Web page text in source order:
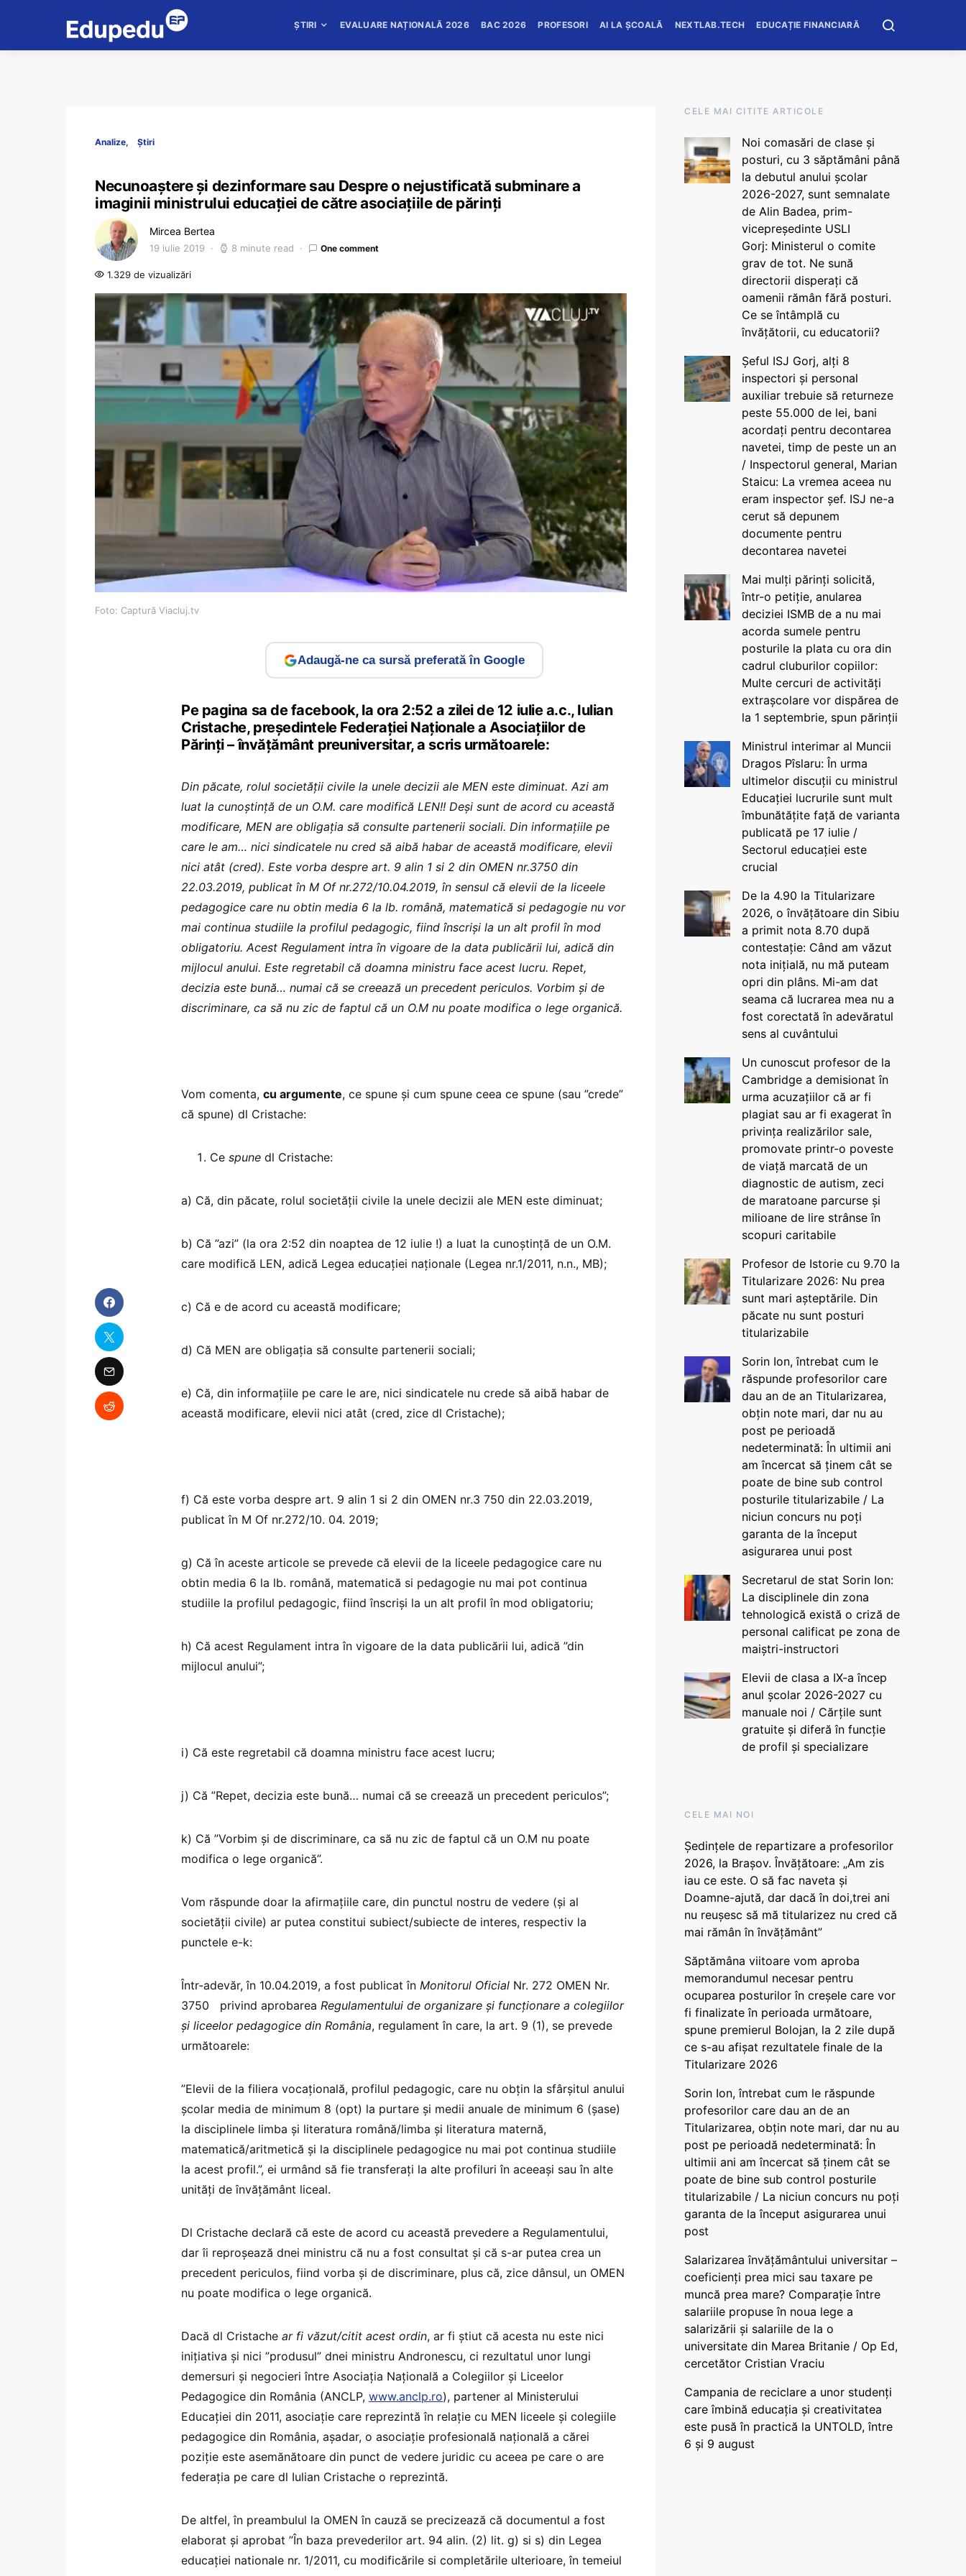
ȘTIRI EVALUARE NAȚIONALĂ 2026 BAC 2026 PROFESORI AI LA ȘCOALĂ NEXTLAB.TECH EDUCAȚIE FINANCIARĂ
Analize Știri
Necunoaștere și dezinformare sau Despre o nejustificată subminare a
imaginii ministrului educației de către asociațiile de părinți
Mircea Bertea
19 iulie 2019 8 minute read One comment
1.329 de vizualizări
Foto: Captură Viacluj.tv
Adaugă-ne ca sursă preferată în Google
Pe pagina sa de facebook, la ora 2:52 a zilei de 12 iulie a.c., Iulian
Cristache, președintele Federației Naționale a Asociațiilor de
Părinți – învățământ preuniversitar, a scris următoarele:
Din păcate, rolul societății civile la unele decizii ale MEN este diminuat. Azi am
luat la cunoștință de un O.M. care modifică LEN!! Deși sunt de acord cu această
modificare, MEN are obligația să consulte partenerii sociali. Din informațiile pe
care le am… nici sindicatele nu cred să aibă habar de această modificare, elevii
nici atât (cred). Este vorba despre art. 9 alin 1 si 2 din OMEN nr.3750 din
22.03.2019, publicat în M Of nr.272/10.04.2019, în sensul că elevii de la liceele
pedagogice care nu obtin media 6 la lb. română, matematică si pedagogie nu vor
mai continua studiile la profilul pedagogic, fiind înscriși la un alt profil în mod
obligatoriu. Acest Regulament intra în vigoare de la data publicării lui, adică din
mijlocul anului. Este regretabil că doamna ministru face acest lucru. Repet,
decizia este bună… numai că se creează un precedent periculos. Vorbim și de
discriminare, ca să nu zic de faptul că un O.M nu poate modifica o lege organică.
Vom comenta, cu argumente, ce spune și cum spune ceea ce spune (sau ”crede”
că spune) dl Cristache:
Ce spune dl Cristache:
a) Că, din păcate, rolul societății civile la unele decizii ale MEN este diminuat;
b) Că ”azi” (la ora 2:52 din noaptea de 12 iulie !) a luat la cunoștință de un O.M.
care modifică LEN, adică Legea educației naționale (Legea nr.1/2011, n.n., MB);
c) Că e de acord cu această modificare;
d) Că MEN are obligația să consulte partenerii sociali;
e) Că, din informațiile pe care le are, nici sindicatele nu crede să aibă habar de
această modificare, elevii nici atât (cred, zice dl Cristache);
f) Că este vorba despre art. 9 alin 1 si 2 din OMEN nr.3 750 din 22.03.2019,
publicat în M Of nr.272/10. 04. 2019;
g) Că în aceste articole se prevede că elevii de la liceele pedagogice care nu
obtin media 6 la lb. română, matematică si pedagogie nu mai pot continua
studiile la profilul pedagogic, fiind înscriși la un alt profil în mod obligatoriu;
h) Că acest Regulament intra în vigoare de la data publicării lui, adică ”din
mijlocul anului”;
i) Că este regretabil că doamna ministru face acest lucru;
j) Că ”Repet, decizia este bună… numai că se creează un precedent periculos”;
k) Că ”Vorbim și de discriminare, ca să nu zic de faptul că un O.M nu poate
modifica o lege organică”.
Vom răspunde doar la afirmațiile care, din punctul nostru de vedere (și al
societății civile) ar putea constitui subiect/subiecte de interes, respectiv la
punctele e-k:
Într-adevăr, în 10.04.2019, a fost publicat în Monitorul Oficial Nr. 272 OMEN Nr.
3750 privind aprobarea Regulamentului de organizare și funcționare a colegiilor
și liceelor pedagogice din România, regulament în care, la art. 9 (1), se prevede
următoarele:
”Elevii de la filiera vocațională, profilul pedagogic, care nu obțin la sfârșitul anului
școlar media de minimum 8 (opt) la purtare și medii anuale de minimum 6 (șase)
la disciplinele limba și literatura română/limba și literatura maternă,
matematică/aritmetică și la disciplinele pedagogice nu mai pot continua studiile
la acest profil.”, ei urmând să fie transferați la alte profiluri în aceeași sau în alte
unități de învățământ liceal.
Dl Cristache declară că este de acord cu această prevedere a Regulamentului,
dar îi reproșează dnei ministru că nu a fost consultat și că s-ar putea crea un
precedent periculos, fiind vorba și de discriminare, plus că, zice dânsul, un OMEN
nu poate modifica o lege organică.
Dacă dl Cristache ar fi văzut/citit acest ordin, ar fi știut că acesta nu este nici
inițiativa și nici ”produsul” dnei ministru Andronescu, ci rezultatul unor lungi
demersuri și negocieri între Asociația Națională a Colegiilor și Liceelor
Pedagogice din România (ANCLP, www.anclp.ro), partener al Ministerului
Educației din 2011, asociație care reprezintă în relație cu MEN liceele și colegiile
pedagogice din România, așadar, o asociație profesională națională a cărei
poziție este asemănătoare din punct de vedere juridic cu aceea pe care o are
federația pe care dl Iulian Cristache o reprezintă.
De altfel, în preambulul la OMEN în cauză se precizează că documentul a fost
elaborat și aprobat ”În baza prevederilor art. 94 alin. (2) lit. g) si s) din Legea
educației nationale nr. 1/2011, cu modificările si completările ulterioare, în temeiul
CELE MAI CITITE ARTICOLE
Noi comasări de clase și
posturi, cu 3 săptămâni până
la debutul anului școlar
2026-2027, sunt semnalate
de Alin Badea, prim-
vicepreședinte USLI
Gorj: Ministerul o comite
grav de tot. Ne sună
directorii disperați că
oamenii rămân fără posturi.
Ce se întâmplă cu
învățătorii, cu educatorii?
Șeful ISJ Gorj, alți 8
inspectori și personal
auxiliar trebuie să returneze
peste 55.000 de lei, bani
acordați pentru decontarea
navetei, timp de peste un an
/ Inspectorul general, Marian
Staicu: La vremea aceea nu
eram inspector șef. ISJ ne-a
cerut să depunem
documente pentru
decontarea navetei
Mai mulți părinți solicită,
într-o petiție, anularea
deciziei ISMB de a nu mai
acorda sumele pentru
posturile la plata cu ora din
cadrul cluburilor copiilor:
Multe cercuri de activități
extrașcolare vor dispărea de
la 1 septembrie, spun părinții
Ministrul interimar al Muncii
Dragos Pîslaru: În urma
ultimelor discuții cu ministrul
Educației lucrurile sunt mult
îmbunătățite față de varianta
publicată pe 17 iulie /
Sectorul educației este
crucial
De la 4.90 la Titularizare
2026, o învățătoare din Sibiu
a primit nota 8.70 după
contestație: Când am văzut
nota inițială, nu mă puteam
opri din plâns. Mi-am dat
seama că lucrarea mea nu a
fost corectată în adevăratul
sens al cuvântului
Un cunoscut profesor de la
Cambridge a demisionat în
urma acuzațiilor că ar fi
plagiat sau ar fi exagerat în
privința realizărilor sale,
promovate printr-o poveste
de viață marcată de un
diagnostic de autism, zeci
de maratoane parcurse și
milioane de lire strânse în
scopuri caritabile
Profesor de Istorie cu 9.70 la
Titularizare 2026: Nu prea
sunt mari așteptările. Din
păcate nu sunt posturi
titularizabile
Sorin Ion, întrebat cum le
răspunde profesorilor care
dau an de an Titularizarea,
obțin note mari, dar nu au
post pe perioadă
nedeterminată: În ultimii ani
am încercat să ținem cât se
poate de bine sub control
posturile titularizabile / La
niciun concurs nu poți
garanta de la început
asigurarea unui post
Secretarul de stat Sorin Ion:
La disciplinele din zona
tehnologică există o criză de
personal calificat pe zona de
maiștri-instructori
Elevii de clasa a IX-a încep
anul școlar 2026-2027 cu
manuale noi / Cărțile sunt
gratuite și diferă în funcție
de profil și specializare
CELE MAI NOI
Ședințele de repartizare a profesorilor
2026, la Brașov. Învățătoare: „Am zis
iau ce este. O să fac naveta și
Doamne-ajută, dar dacă în doi,trei ani
nu reușesc să mă titularizez nu cred că
mai rămân în învățământ”
Săptămâna viitoare vom aproba
memorandumul necesar pentru
ocuparea posturilor în creșele care vor
fi finalizate în perioada următoare,
spune premierul Bolojan, la 2 zile după
ce s-au afișat rezultatele finale de la
Titularizare 2026
Sorin Ion, întrebat cum le răspunde
profesorilor care dau an de an
Titularizarea, obțin note mari, dar nu au
post pe perioadă nedeterminată: În
ultimii ani am încercat să ținem cât se
poate de bine sub control posturile
titularizabile / La niciun concurs nu poți
garanta de la început asigurarea unui
post
Salarizarea învățământului universitar –
coeficienți prea mici sau taxare pe
muncă prea mare? Comparație între
salariile propuse în noua lege a
salarizării și salariile de la o
universitate din Marea Britanie / Op Ed,
cercetător Cristian Vraciu
Campania de reciclare a unor studenți
care îmbină educația și creativitatea
este pusă în practică la UNTOLD, între
6 și 9 august